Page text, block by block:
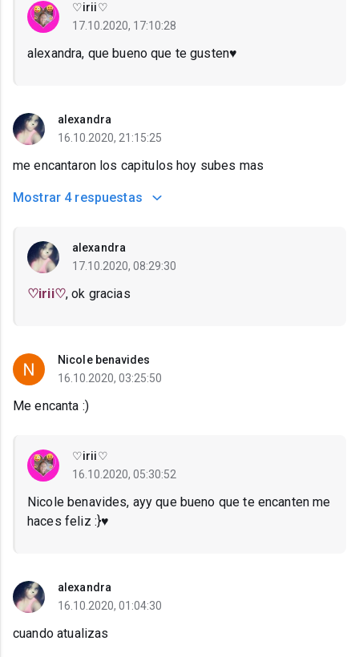
♡irii♡
17.10.2020, 17:10:28
alexandra, que bueno que te gusten♥
alexandra
16.10.2020, 21:15:25
me encantaron los capitulos hoy subes mas
Mostrar 4 respuestas
alexandra
17.10.2020, 08:29:30
♡irii♡, ok gracias
Nicole benavides
16.10.2020, 03:25:50
Me encanta :)
♡irii♡
16.10.2020, 05:30:52
Nicole benavides, ayy que bueno que te encanten me
haces feliz :}♥️
alexandra
16.10.2020, 01:04:30
cuando atualizas